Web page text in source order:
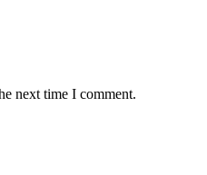
next time I comment.